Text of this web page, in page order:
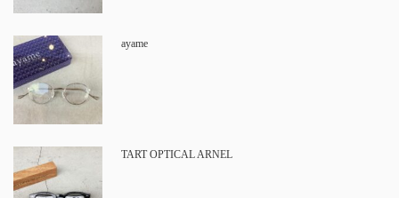
ayame
TART OPTICAL ARNEL